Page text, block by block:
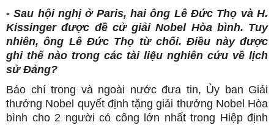
- Sau hội nghị ở Paris, hai ông Lê Đức Thọ và H.
Kissinger được đề cử giải Nobel Hòa bình. Tuy
nhiên, ông Lê Đức Thọ từ chối. Điều này được
ghi thế nào trong các tài liệu nghiên cứu về lịch
sử Đảng?
Báo chí trong và ngoài nước đưa tin, Ủy ban Giải
thưởng Nobel quyết định tặng giải thưởng Nobel Hòa
bình cho 2 người có công lớn nhất trong Hiệp định